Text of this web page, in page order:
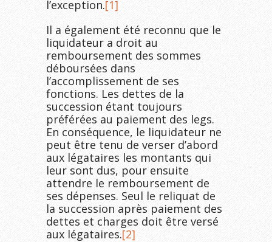
l’exception.[1]
Il a également été reconnu que le
liquidateur a droit au
remboursement des sommes
déboursées dans
l’accomplissement de ses
fonctions. Les dettes de la
succession étant toujours
préférées au paiement des legs.
En conséquence, le liquidateur ne
peut être tenu de verser d’abord
aux légataires les montants qui
leur sont dus, pour ensuite
attendre le remboursement de
ses dépenses. Seul le reliquat de
la succession après paiement des
dettes et charges doit être versé
aux légataires.[2]